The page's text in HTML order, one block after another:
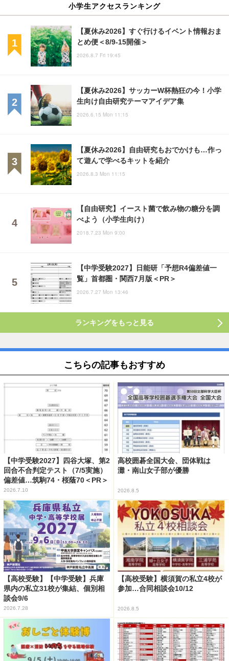
小学生アクセスランキング
【夏休み2026】すぐ行けるイベント情報おま
とめ便＜8/9-15開催＞
2026.8.7 Fri 19:45
【夏休み2026】サッカーW杯熱狂の今！小学
生向け自由研究テーマアイデア集
2026.6.15 Mon 11:15
【夏休み2026】自由研究もおでかけも…作っ
て遊んで学べるキットを紹介
2026.8.3 Mon 11:15
【自由研究】イースト菌で飲み物の糖分を調
べよう（小学生向け）
2018.7.23 Mon 9:00
【中学受験2027】日能研「予想R4偏差値一
覧」首都圏・関西7月版＜PR＞
2026.7.27 Mon 13:46
ランキングをもっと見る
こちらの記事もおすすめ
【中学受験2027】四谷大塚、第2
回合不合判定テスト（7/5実施）
偏差値…筑駒74・桜蔭70＜PR＞
2026.7.10
高校囲碁全国大会、団体戦は
灘・南山女子部が優勝
2026.8.5
【高校受験】【中学受験】兵庫
県内の私立31校が集結、個別相
談会9/6
2026.7.28
【高校受験】横須賀の私立4校が
参加…合同相談会10/12
2026.8.5